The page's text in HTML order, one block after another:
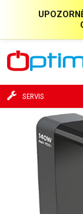
SERVIS